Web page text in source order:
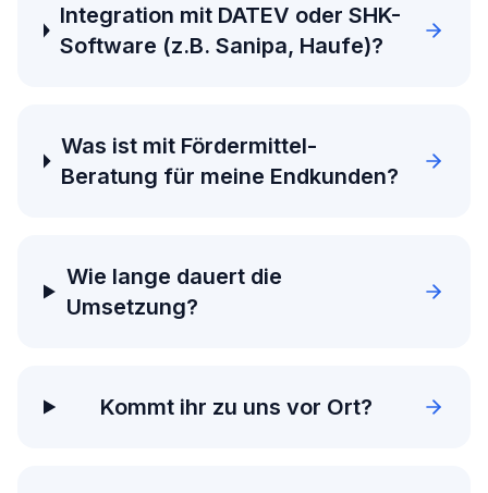
Integration mit DATEV oder SHK-
Software (z.B. Sanipa, Haufe)?
Was ist mit Fördermittel-
Beratung für meine Endkunden?
Wie lange dauert die
Umsetzung?
Kommt ihr zu uns vor Ort?